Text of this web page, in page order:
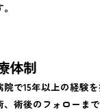
体制
で15年以上の経験
術後のフォローま